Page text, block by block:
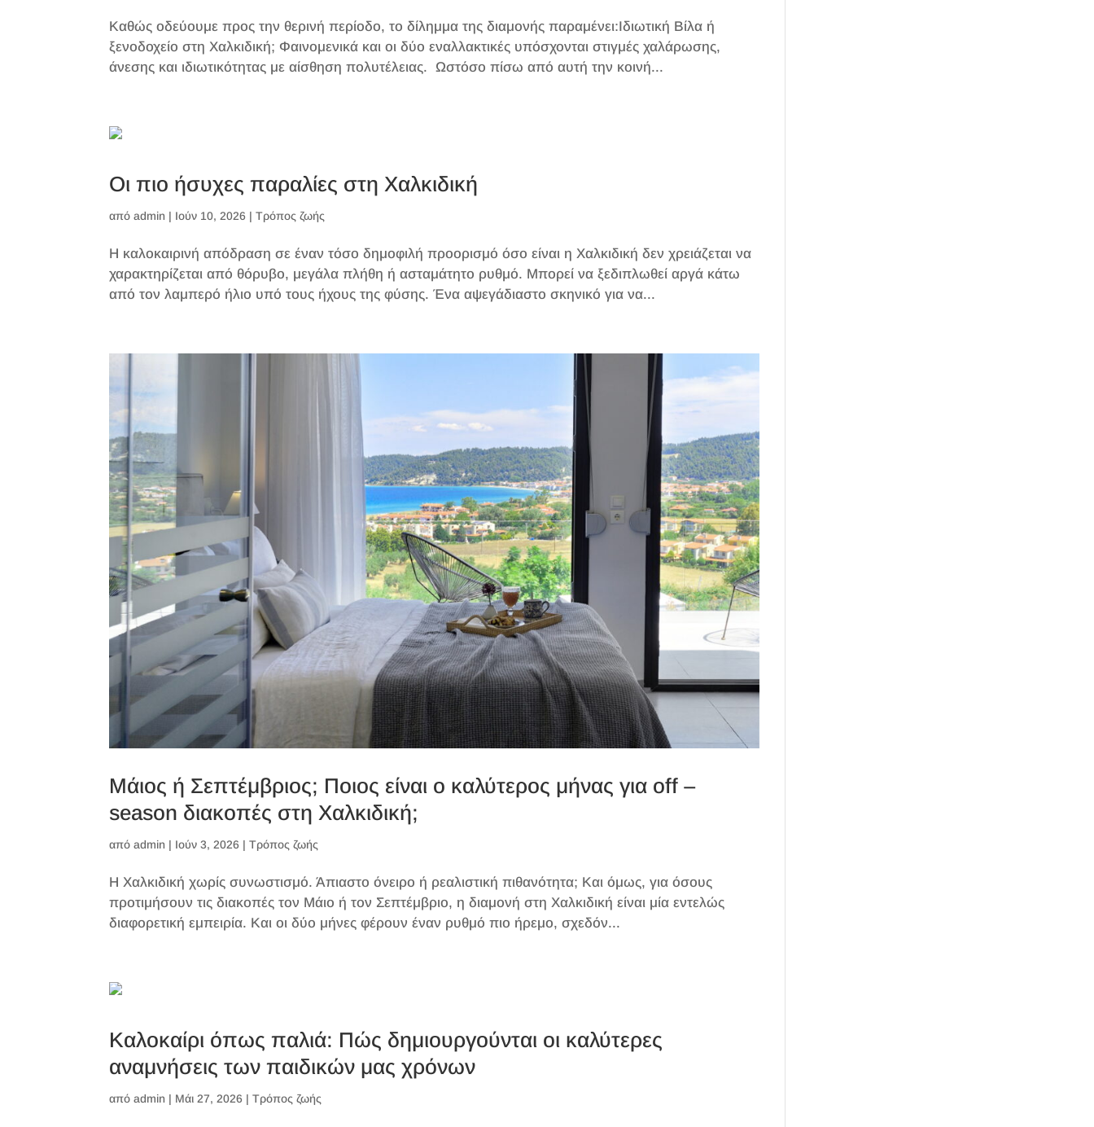
Καθώς οδεύουμε προς την θερινή περίοδο, το δίλημμα της διαμονής παραμένει:Ιδιωτική Βίλα ή
ξενοδοχείο στη Χαλκιδική; Φαινομενικά και οι δύο εναλλακτικές υπόσχονται στιγμές χαλάρωσης,
άνεσης και ιδιωτικότητας με αίσθηση πολυτέλειας. Ωστόσο πίσω από αυτή την κοινή...
Οι πιο ήσυχες παραλίες στη Χαλκιδική
απόadmin | Ιούν 10, 2026 |Τρόπος ζωής
Η καλοκαιρινή απόδραση σε έναν τόσο δημοφιλή προορισμό όσο είναι η Χαλκιδική δεν χρειάζεται να
χαρακτηρίζεται από θόρυβο, μεγάλα πλήθη ή ασταμάτητο ρυθμό. Μπορεί να ξεδιπλωθεί αργά κάτω
από τον λαμπερό ήλιο υπό τους ήχους της φύσης. Ένα αψεγάδιαστο σκηνικό για να...
Μάιος ή Σεπτέμβριος; Ποιος είναι ο καλύτερος μήνας για off –
season διακοπές στη Χαλκιδική;
απόadmin | Ιούν 3, 2026 |Τρόπος ζωής
Η Χαλκιδική χωρίς συνωστισμό. Άπιαστο όνειρο ή ρεαλιστική πιθανότητα; Και όμως, για όσους
προτιμήσουν τις διακοπές τον Μάιο ή τον Σεπτέμβριο, η διαμονή στη Χαλκιδική είναι μία εντελώς
διαφορετική εμπειρία. Και οι δύο μήνες φέρουν έναν ρυθμό πιο ήρεμο, σχεδόν...
Καλοκαίρι όπως παλιά: Πώς δημιουργούνται οι καλύτερες
αναμνήσεις των παιδικών μας χρόνων
απόadmin | Μάι 27, 2026 |Τρόπος ζωής